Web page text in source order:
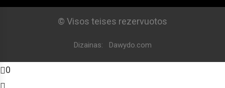
© Visos teises rezervuotos
Dizainas: Dawydo.com
0